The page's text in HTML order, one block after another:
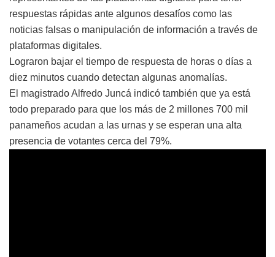
respuestas rápidas ante algunos desafíos como las
noticias falsas o manipulación de información a través de
plataformas digitales.
Lograron bajar el tiempo de respuesta de horas o días a
diez minutos cuando detectan algunas anomalías.
El magistrado Alfredo Juncá indicó también que ya está
todo preparado para que los más de 2 millones 700 mil
panameños acudan a las urnas y se esperan una alta
presencia de votantes cerca del 79%.